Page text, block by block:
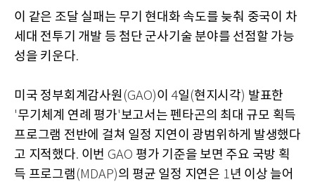
이 같은 조달 실패는 무기 현대화 속도를 늦춰 중국이 차
세대 전투기 개발 등 첨단 군사기술 분야를 선점할 가능
성을 키운다.
미국 정부회계감사원 (GAO)이 4일 (현지시각) 발표한
'무기체계 연례 평가'보고서는 펜타곤의 최대 규모 획득
프로그램 전반에 걸쳐 일정 지연이 광범위하게 발생했다
고 지적했다. 이번 GAO 평가 기준을 보면 주요 국방 획
득 프로그램 (MDAP)의 평균 일정 지연은 1년 이상 늘어